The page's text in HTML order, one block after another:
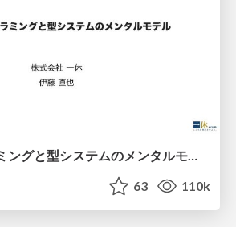
関数型プログラミングと型システムのメンタルモデル
63 110k